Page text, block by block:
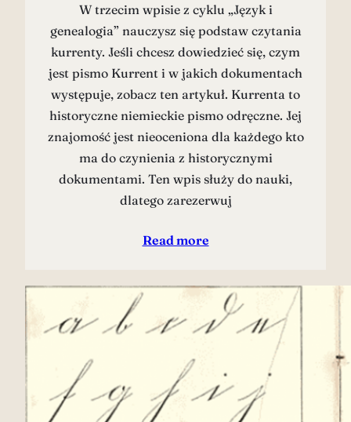
W trzecim wpisie z cyklu „Język i
genealogia” nauczysz się podstaw czytania
kurrenty. Jeśli chcesz dowiedzieć się, czym
jest pismo Kurrent i w jakich dokumentach
występuje, zobacz ten artykuł. Kurrenta to
historyczne niemieckie pismo odręczne. Jej
znajomość jest nieoceniona dla każdego kto
ma do czynienia z historycznymi
dokumentami. Ten wpis służy do nauki,
dlatego zarezerwuj
Read more